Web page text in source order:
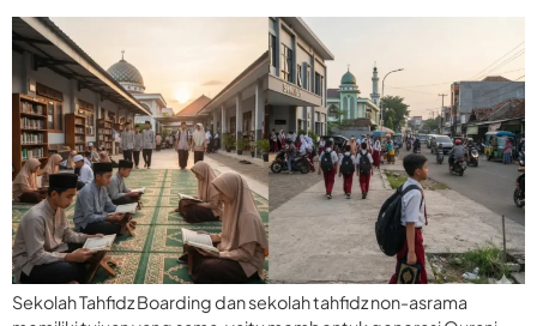
Sekolah Tahfidz Boarding dan sekolah tahfidz non-asrama